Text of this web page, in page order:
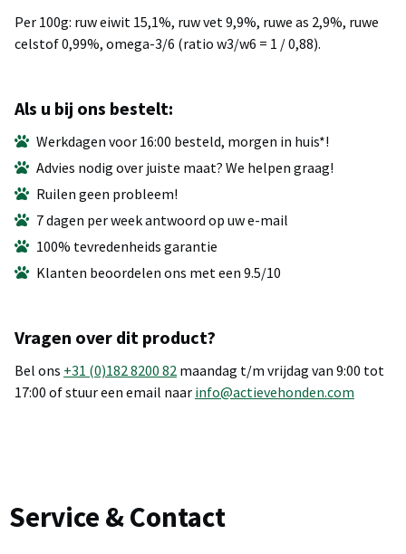
Per 100g: ruw eiwit 15,1%, ruw vet 9,9%, ruwe as 2,9%, ruwe
celstof 0,99%, omega-3/6 (ratio w3/w6 = 1 / 0,88).
Als u bij ons bestelt:
Werkdagen voor 16:00 besteld, morgen in huis*!
Advies nodig over juiste maat? We helpen graag!
Ruilen geen probleem!
7 dagen per week antwoord op uw e-mail
100% tevredenheids garantie
Klanten beoordelen ons met een 9.5/10
Vragen over dit product?
Bel ons +31 (0)182 8200 82 maandag t/m vrijdag van 9:00 tot
17:00 of stuur een email naar info@actievehonden.com
Service & Contact